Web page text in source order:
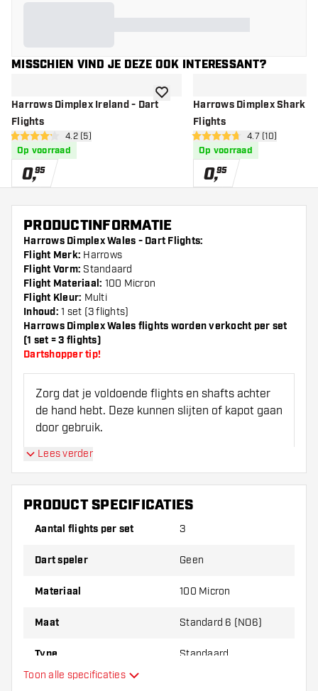
MISSCHIEN VIND JE DEZE OOK INTERESSANT?
Harrows Dimplex Ireland - Dart
Flights
open reviews drawer
4.2 score sterren4.2 (5)
Op voorraad
0,95
toevoegen aan verlanglijst
Harrows Dimplex Shark -
Flights
open reviews
4.7 score sterren4.7 (10)
Op voorraad
0,95
PRODUCTINFORMATIE
Harrows Dimplex Wales - Dart Flights:
Flight Merk: Harrows
Flight Vorm: Standaard
Flight Materiaal: 100 Micron
Flight Kleur: Multi
Inhoud: 1 set (3 flights)
Harrows Dimplex Wales flights worden verkocht per set
(1 set = 3 flights)
Dartshopper tip!
Zorg dat je voldoende flights en shafts achter
de hand hebt. Deze kunnen slijten of kapot gaan
door gebruik.
dikte van de flights om erachter te komen
welke variant het beste bij je past!
Lees verder
PRODUCT SPECIFICATIES
Aantal flights per set 3
Dart speler Geen
Materiaal 100 Micron
Maat Standard 6 (NO6)
Type Standaard
Toon alle specificaties